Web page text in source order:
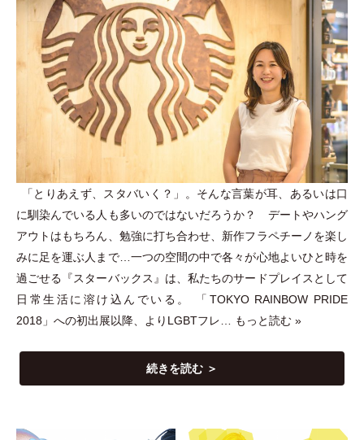
「とりあえず、スタバいく？ 」
。そんな言葉が耳、あるいは口
に馴染んでいる人も多いのではないだろうか？ デートやハング
アウトはもちろん、勉強に打ち合わせ、新作フラペチーノを楽し
みに足を運ぶ人まで…一つの空間の中で各々が心地よいひと時を
過ごせる『スターバックス』は、私たちのサードプレイスとして
日常生活に溶け込んでいる。
「 TOKYO RAINBOW PRIDE
2018 」 への初出展以降、よりLGBTフレ… もっと読む »
続きを読む ＞